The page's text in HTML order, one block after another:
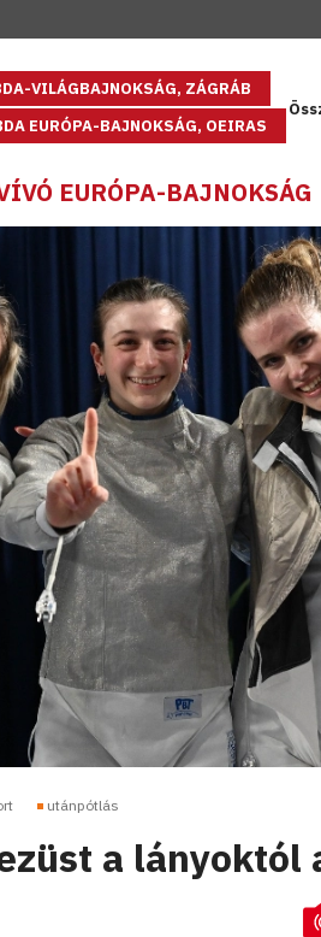
VILÁGBAJNOKSÁG, ZÁGRÁB
EURÓPA-BAJNOKSÁG, OEIRAS
EURÓPA-BAJNOKSÁG
utánpótlás
a lányoktól